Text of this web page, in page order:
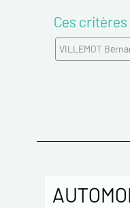
Ces
VILLEMOT